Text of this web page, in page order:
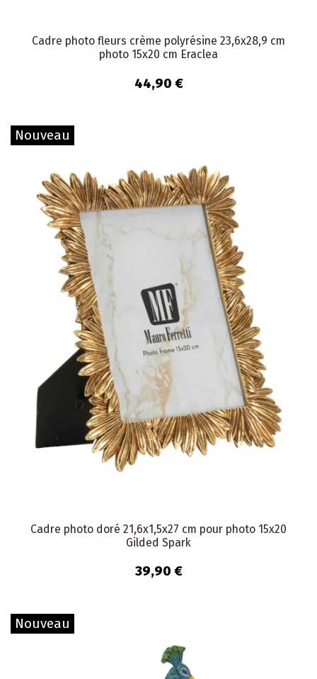
Cadre photo fleurs crème polyrésine 23,6x28,9 cm
photo 15x20 cm Eraclea
44,90 €
Nouveau
Cadre photo doré 21,6x1,5x27 cm pour photo 15x20
Gilded Spark
39,90 €
Nouveau